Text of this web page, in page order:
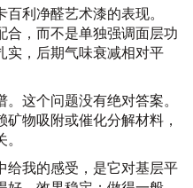
利净醛艺术漆的表现。
合，而不是单独强调面层功
实，后期气味衰减相对平
这个问题没有绝对答案。
物吸附或催化分解材料，
给我的感受，是它对基层平